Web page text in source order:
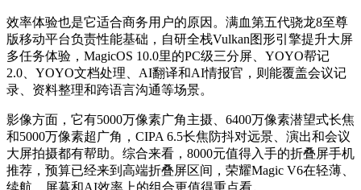
效率体验也是它适合商务用户的原因。满血第五代骁龙8至尊
版移动平台负责性能基础，自研全栈Vulkan图形引擎提升大屏
多任务体验，MagicOS 10.0里的PC级三分屏、YOYO帮记
2.0、YOYO文档处理、AI翻译和AI情报官，则能覆盖会议记
录、资料整理和跨语言沟通等场景。
影像方面，它有5000万像素广角主摄、6400万像素潜望式长焦
和5000万像素超广角，CIPA 6.5长焦防抖对远景、演出和会议
大屏拍摄都有帮助。综合来看，8000元值得入手的折叠屏手机
推荐，预算已经来到高端折叠屏区间，荣耀Magic V6在轻薄、
续航、屏幕和AI效率上的组合更值得重点看。